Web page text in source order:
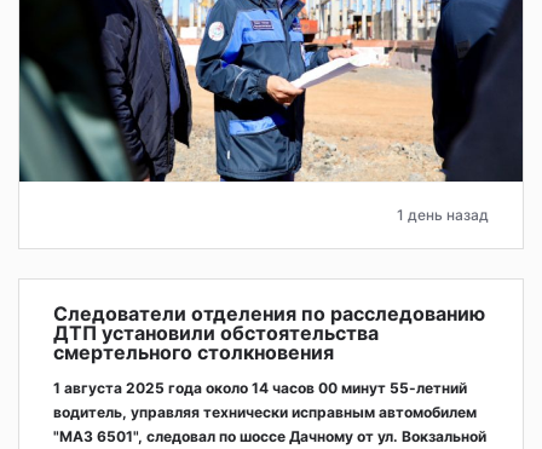
1 день назад
Следователи отделения по расследованию
ДТП установили обстоятельства
смертельного столкновения
1 августа 2025 года около 14 часов 00 минут 55-летний
водитель, управляя технически исправным автомобилем
"МАЗ 6501", следовал по шоссе Дачному от ул. Вокзальной